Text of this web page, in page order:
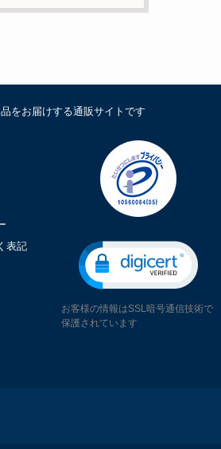
まれておりません。
をお届けする通販サイトです
表記
お客様の情報はSSL暗号通信技術で
保護されています